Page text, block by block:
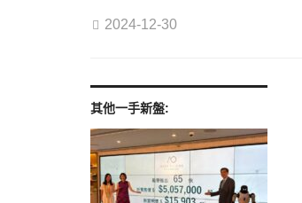
2024-12-30
其他一手新盤: